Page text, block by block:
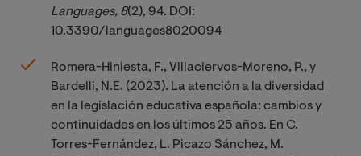
Languages, 8(2), 94. DOI:
10.3390/languages8020094
Romera-Hiniesta, F., Villaciervos-Moreno, P., y
Bardelli, N.E. (2023). La atención a la diversidad
en la legislación educativa española: cambios y
continuidades en los últimos 25 años. En C.
Torres-Fernández, L. Picazo Sánchez, M.